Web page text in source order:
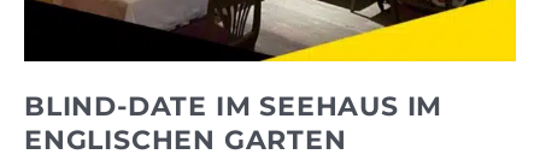
BLIND-DATE IM SEEHAUS IM
ENGLISCHEN GARTEN